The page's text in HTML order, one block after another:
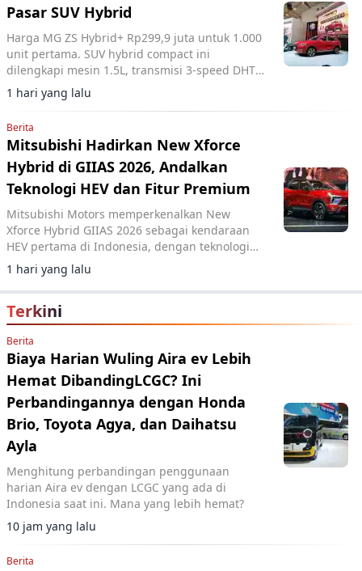
Pasar SUV Hybrid
Harga MG ZS Hybrid+ Rp299,9 juta untuk 1.000
unit pertama. SUV hybrid compact ini
dilengkapi mesin 1.5L, transmisi 3-speed DHT,
dan fitur ADAS lengkap.
1 hari yang lalu
Berita
Mitsubishi Hadirkan New Xforce
Hybrid di GIIAS 2026, Andalkan
Teknologi HEV dan Fitur Premium
Mitsubishi Motors memperkenalkan New
Xforce Hybrid GIIAS 2026 sebagai kendaraan
HEV pertama di Indonesia, dengan teknologi
hybrid efisien dan fitur frameless panoramic
1 hari yang lalu
Terkini
Berita
Biaya Harian Wuling Aira ev Lebih
Hemat DibandingLCGC? Ini
Perbandingannya dengan Honda
Brio, Toyota Agya, dan Daihatsu
Ayla
Menghitung perbandingan penggunaan
harian Aira ev dengan LCGC yang ada di
Indonesia saat ini. Mana yang lebih hemat?
10 jam yang lalu
Berita